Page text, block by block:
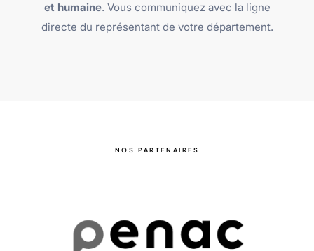
et humaine. Vous communiquez avec la ligne
directe du représentant de votre département.
NOS PARTENAIRES